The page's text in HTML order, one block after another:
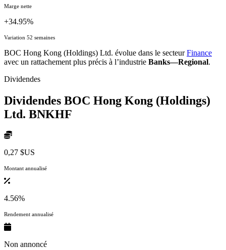
Marge nette
+34.95%
Variation 52 semaines
BOC Hong Kong (Holdings) Ltd. évolue dans le secteurFinance
avec un rattachement plus précis à l’industrie Banks—Regional.
Dividendes
Dividendes BOC Hong Kong (Holdings)
Ltd. BNKHF
0,27 $US
Montant annualisé
4.56%
Rendement annualisé
Non annoncé